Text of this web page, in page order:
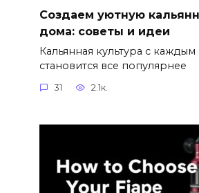
Создаем уютную
дома: советы и идеи
Кальянная культура с
становится все популярнее
31 2.1к.